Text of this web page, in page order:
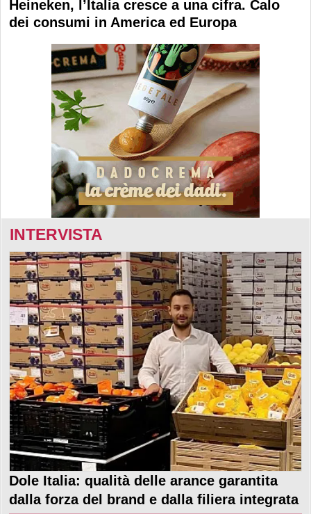
Heineken, l’Italia cresce a una cifra. Calo
dei consumi in America ed Europa
INTERVISTA
Dole Italia: qualità delle arance garantita
dalla forza del brand e dalla filiera integrata